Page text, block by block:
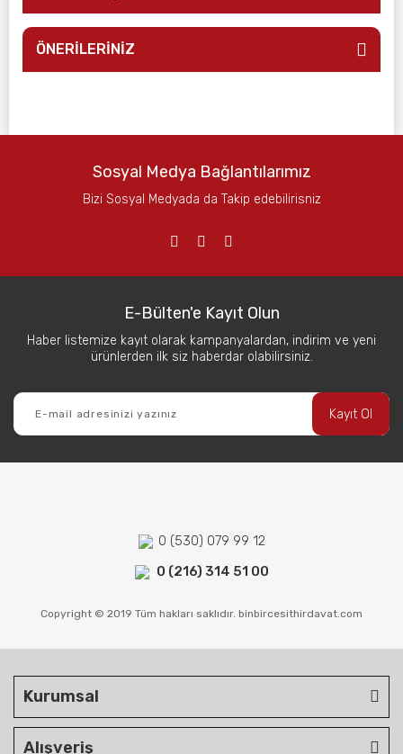
ÖNERİLERİNİZ
Sosyal Medya Bağlantılarımız
Bizi Sosyal Medyada da Takip edebilirisniz
E-Bülten'e Kayıt Olun
Haber listemize kayıt olarak kampanyalardan, indirim ve yeni
ürünlerden ilk siz haberdar olabilirsiniz.
Kayıt Ol
0 (530) 079 99 12
0 (216) 314 51 00
Copyright © 2019 Tüm hakları saklıdır. binbircesithirdavat.com
Kurumsal
Alışveriş